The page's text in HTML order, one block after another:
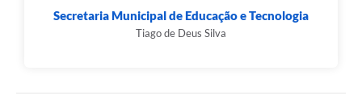
Secretaria Municipal de Educação e Tecnologia
Tiago de Deus Silva